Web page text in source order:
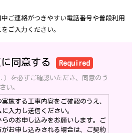
ご連絡がつきやすい電話番号や普段利用
ご入力ください。